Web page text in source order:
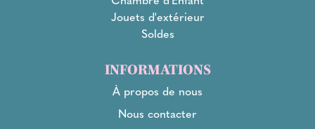
Jouets d'extérieur
Soldes
INFORMATIONS
À propos de nous
Nous contacter